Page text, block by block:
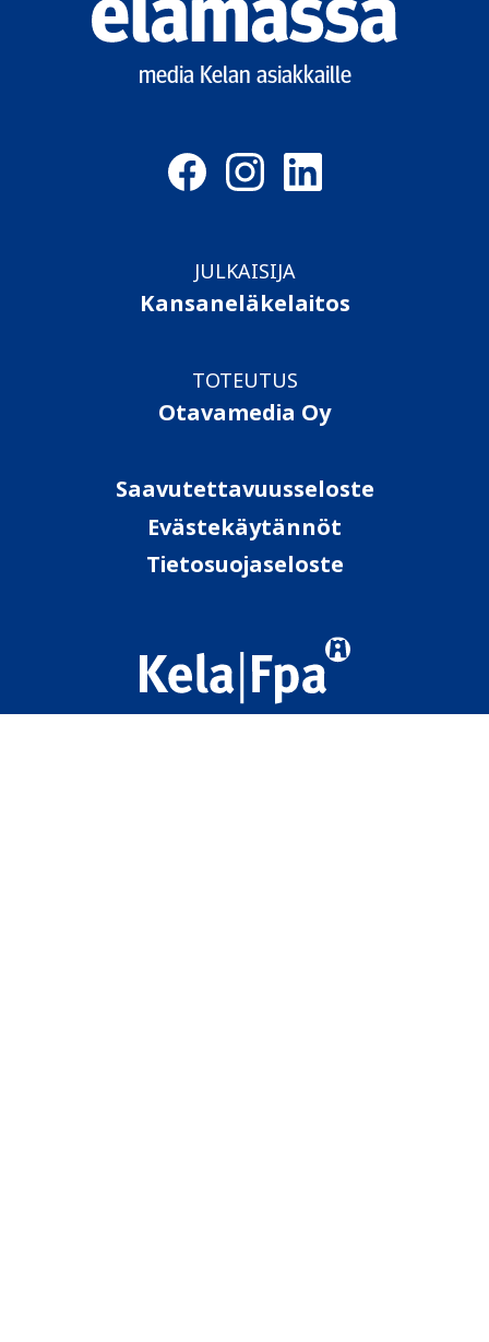
logo
media Kelan asiakkaille
JULKAISIJA
Kansaneläkelaitos
TOTEUTUS
Otavamedia Oy
Saavutettavuusseloste
Evästekäytännöt
Tietosuojaseloste